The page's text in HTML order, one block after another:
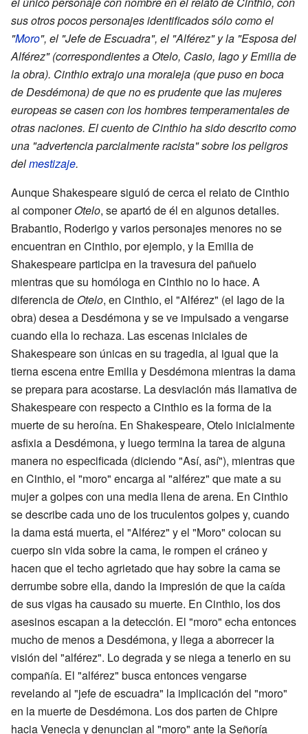
sus otros pocos personajes identificados sólo como el
"Moro", el "Jefe de Escuadra", el "Alférez" y la "Esposa del
Alférez" (correspondientes a Otelo, Casio, Iago y Emilia de
la obra). Cinthio extrajo una moraleja (que puso en boca
de Desdémona) de que no es prudente que las mujeres
europeas se casen con los hombres temperamentales de
otras naciones. El cuento de Cinthio ha sido descrito como
una "advertencia parcialmente racista" sobre los peligros
delmestizaje.
Aunque Shakespeare siguió de cerca el relato de Cinthio
al componerOtelo, se apartó de él en algunos detalles.
Brabantio, Roderigo y varios personajes menores no se
encuentran en Cinthio, por ejemplo, y la Emilia de
Shakespeare participa en la travesura del pañuelo
mientras que su homóloga en Cinthio no lo hace. A
diferencia de Otelo, en Cinthio, el "Alférez" (el Iago de la
obra) desea a Desdémona y se ve impulsado a vengarse
cuando ella lo rechaza. Las escenas iniciales de
Shakespeare son únicas en su tragedia, al igual que la
tierna escena entre Emilia y Desdémona mientras la dama
se prepara para acostarse. La desviación más llamativa de
Shakespeare con respecto a Cinthio es la forma de la
muerte de su heroína. En Shakespeare, Otelo inicialmente
asfixia a Desdémona, y luego termina la tarea de alguna
manera no especificada (diciendo "Así, así"), mientras que
en Cinthio, el "moro" encarga al "alférez" que mate a su
mujer a golpes con una media llena de arena. En Cinthio
se describe cada uno de los truculentos golpes y, cuando
la dama está muerta, el "Alférez" y el "Moro" colocan su
cuerpo sin vida sobre la cama, le rompen el cráneo y
hacen que el techo agrietado que hay sobre la cama se
derrumbe sobre ella, dando la impresión de que la caída
de sus vigas ha causado su muerte. En Cinthio, los dos
asesinos escapan a la detección. El "moro" echa entonces
mucho de menos a Desdémona, y llega a aborrecer la
visión del "alférez". Lo degrada y se niega a tenerlo en su
compañía. El "alférez" busca entonces vengarse
revelando al "jefe de escuadra" la implicación del "moro"
en la muerte de Desdémona. Los dos parten de Chipre
hacia Venecia y denuncian al "moro" ante la Señoría